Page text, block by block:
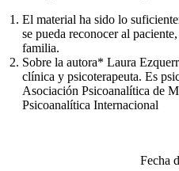
El material ha sido lo
se pueda reconocer al
familia.
Sobre la autora* Laura
clínica y psicoterapeuta. Es
Asociación Psicoanalítica de
Psicoanalítica Internacional
Fecha